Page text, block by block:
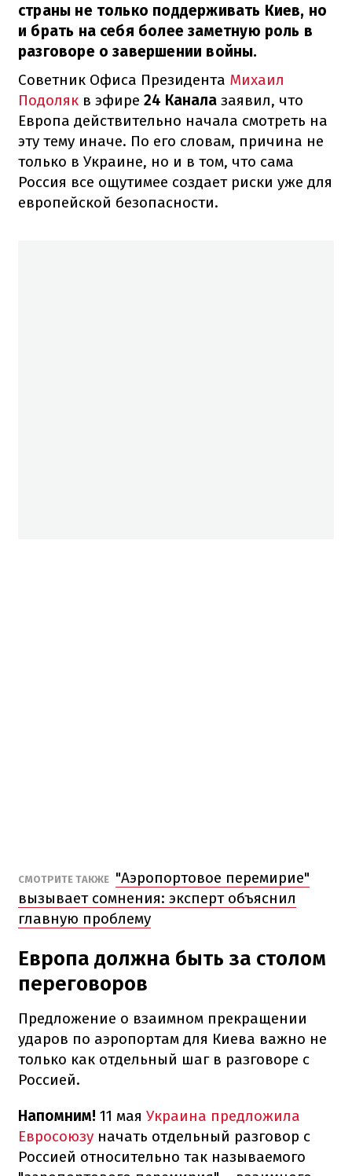
страны не только поддерживать Киев, но
и брать на себя более заметную роль в
разговоре о завершении войны.
Советник Офиса Президента Михаил
Подоляк в эфире 24 Канала заявил, что
Европа действительно начала смотреть на
эту тему иначе. По его словам, причина не
только в Украине, но и в том, что сама
Россия все ощутимее создает риски уже для
европейской безопасности.
СМОТРИТЕ ТАКЖЕ "Аэропортовое перемирие"
вызывает сомнения: эксперт объяснил
главную проблему
Европа должна быть за столом
переговоров
Предложение о взаимном прекращении
ударов по аэропортам для Киева важно не
только как отдельный шаг в разговоре с
Россией.
Напомним! 11 мая Украина предложила
Евросоюзу начать отдельный разговор с
Россией относительно так называемого